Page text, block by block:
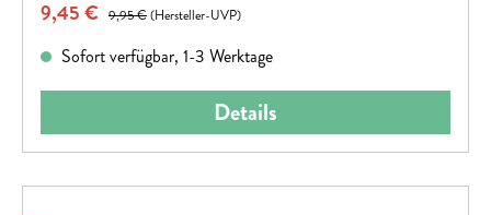
Verkaufspreis:
9,45 € Regulärer Preis:
9,95 €(Hersteller-UVP)
Sofort verfügbar, 1-3 Werktage
Details